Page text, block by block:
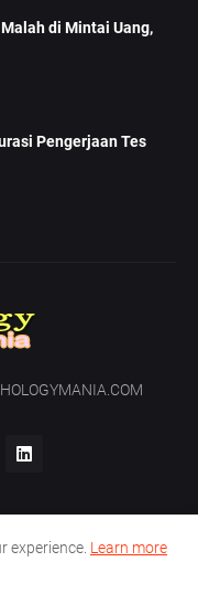
di Mintai Uang,
Pengerjaan Tes
Hubungi Kami
experience. Learn more